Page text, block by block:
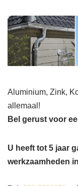
Aluminium, Zink,
allemaal!
Bel gerust voor
U heeft tot 5 jaar
werkzaamheden